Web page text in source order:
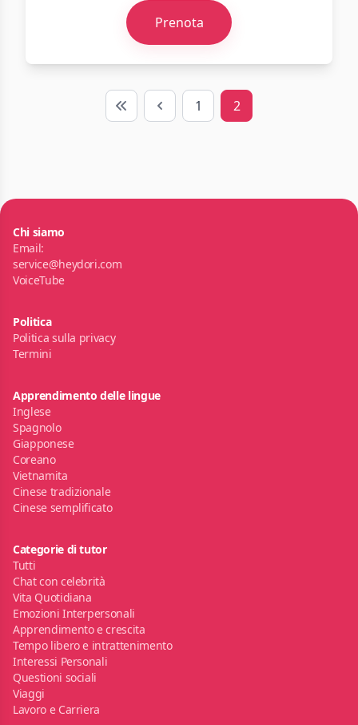
Prenota
First Previous
1 2
Chi siamo
Email:
service@heydori.com
VoiceTube
Politica
Politica sulla privacy
Termini
Apprendimento delle lingue
Inglese
Spagnolo
Giapponese
Coreano
Vietnamita
Cinese tradizionale
Cinese semplificato
Categorie di tutor
Tutti
Chat con celebrità
Vita Quotidiana
Emozioni Interpersonali
Apprendimento e crescita
Tempo libero e intrattenimento
Interessi Personali
Questioni sociali
Viaggi
Lavoro e Carriera